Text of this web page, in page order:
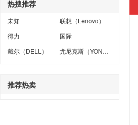
热搜推荐
未知
联想（Lenovo）
得力
国际
戴尔（DELL）
尤尼克斯（YONEX）
推荐热卖